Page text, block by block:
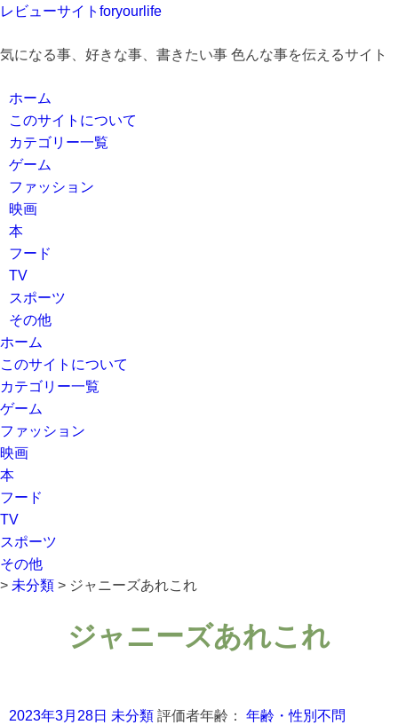
レビューサイトforyourlife
気になる事、好きな事、書きたい事 色んな事を伝えるサイト
ホーム
このサイトについて
カテゴリー一覧
ゲーム
ファッション
映画
本
フード
TV
スポーツ
その他
ホーム
このサイトについて
カテゴリー一覧
ゲーム
ファッション
映画
本
フード
TV
スポーツ
その他
> 未分類 > ジャニーズあれこれ
ジャニーズあれこれ
2023年3月28日 未分類 評価者年齢： 年齢・性別不問